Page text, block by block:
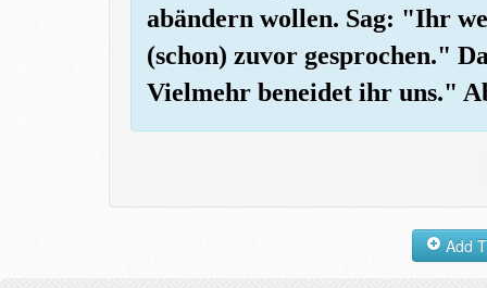
abändern wollen. Sag: "Ihr
(schon) zuvor gesprochen."
Vielmehr beneidet ihr uns."